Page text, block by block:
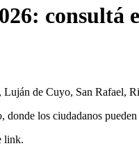
consultá
de Cuyo, San Rafael,
los ciudadanos
link.